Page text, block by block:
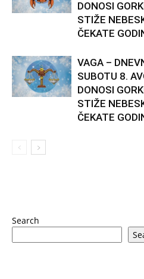
DONOSI
STIŽE
ČEKATE
VAGA –
SUBOTU 8.
DONOSI
STIŽE
ČEKATE
Search